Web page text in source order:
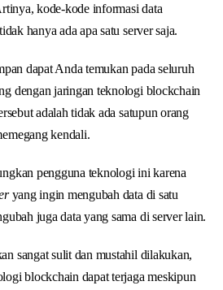
kode-kode informasi data
hanya ada apa satu server saja.
dapat Anda temukan pada seluruh
dengan jaringan teknologi blockchain
adalah tidak ada satupun orang
kendali.
pengguna teknologi ini karena
yang ingin mengubah data di satu
juga data yang sama di server lain.
sangat sulit dan mustahil dilakukan,
blockchain dapat terjaga meskipun